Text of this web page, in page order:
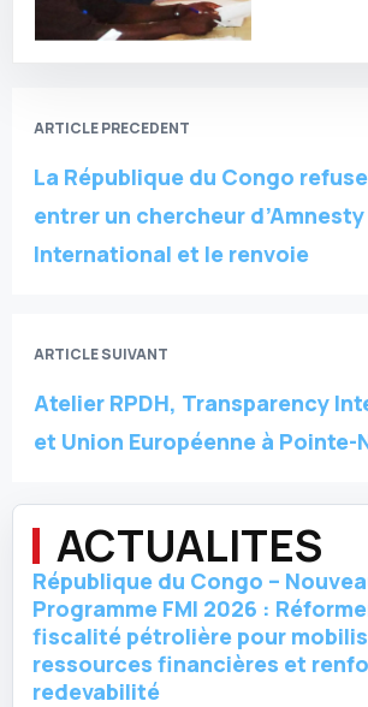
ARTICLE PRECEDENT
La République du Congo
entrer un chercheur d’Amnesty
International et le renvoie
ARTICLE SUIVANT
Atelier RPDH, Transparency
et Union Européenne à Pointe-
ACTUALITES
République du Congo –
Programme FMI 2026 :
fiscalité pétrolière pour
ressources financières et
redevabilité